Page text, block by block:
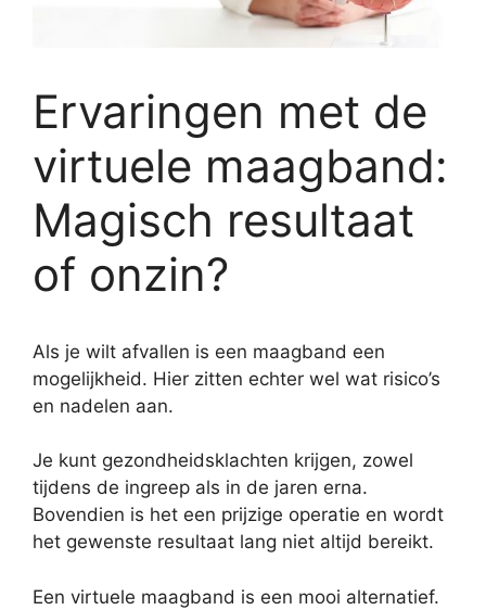
Ervaringen met de
virtuele maagband:
Magisch resultaat
of onzin?
Als je wilt afvallen is een maagband een
mogelijkheid. Hier zitten echter wel wat risico’s
en nadelen aan.
Je kunt gezondheidsklachten krijgen, zowel
tijdens de ingreep als in de jaren erna.
Bovendien is het een prijzige operatie en wordt
het gewenste resultaat lang niet altijd bereikt.
Een virtuele maagband is een mooi alternatief.